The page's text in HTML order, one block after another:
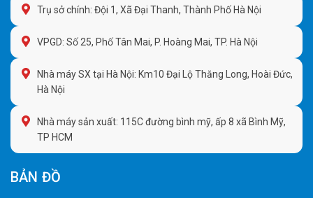
Trụ sở chính: Đội 1, Xã Đại Thanh, Thành Phố Hà Nội
VPGD: Số 25, Phố Tân Mai, P. Hoàng Mai, TP. Hà Nội
Nhà máy SX tại Hà Nội: Km10 Đại Lộ Thăng Long, Hoài Đức,
Hà Nội
Nhà máy sản xuất: 115C đường bình mỹ, ấp 8 xã Bình Mỹ,
TP HCM
BẢN ĐỒ